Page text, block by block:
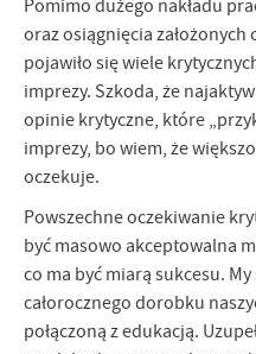
Pomimo dużego nakładu
oraz osiągnięcia
pojawiło się wiele
imprezy. Szkoda, że
opinie krytyczne, które
imprezy, bo wiem, że
oczekuje.
Powszechne oczekiwanie
być masowo akceptowalna
co ma być miarą sukcesu.
całorocznego dorobku
połączoną z edukacją.